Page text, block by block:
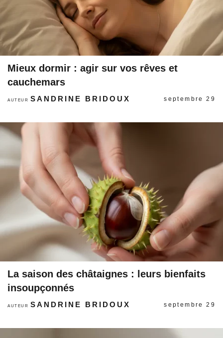
Mieux dormir : agir sur vos rêves et
cauchemars
AUTEURSANDRINE BRIDOUX septembre 29
La saison des châtaignes : leurs bienfaits
insoupçonnés
AUTEURSANDRINE BRIDOUX septembre 29